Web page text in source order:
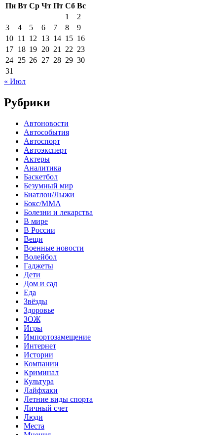
Пн Вт Ср Чт Пт Сб Вс
1
2
3
4 5 6 7 8
9
10 11 12 13 14 15 16
17 18 19 20 21 22 23
24 25 26 27 28 29 30
31
« Июл
Рубрики
Автоновости
Автособытия
Автоспорт
Автоэксперт
Актеры
Аналитика
Баскетбол
Безумный мир
Биатлон/Лыжи
Бокс/MMA
Болезни и лекарства
В мире
В России
Вещи
Военные новости
Волейбол
Гаджеты
Дети
Дом и сад
Еда
Звёзды
Здоровье
ЗОЖ
Игры
Импортозамещение
Интернет
Истории
Компании
Криминал
Культура
Лайфхаки
Летние виды спорта
Личный счет
Люди
Места